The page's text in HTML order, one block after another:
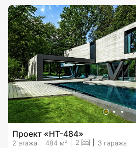
Проект «HT-484»
2 этажа 484 м 2 2 3 гаража